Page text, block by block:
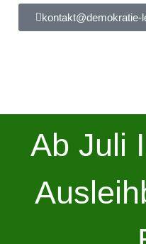
Zum
kontakt@demokratie-
Ab Juli